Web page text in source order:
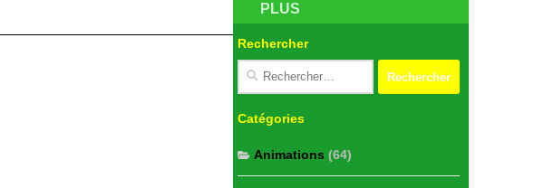
PLUS
Rechercher
Catégories
Animations (64)